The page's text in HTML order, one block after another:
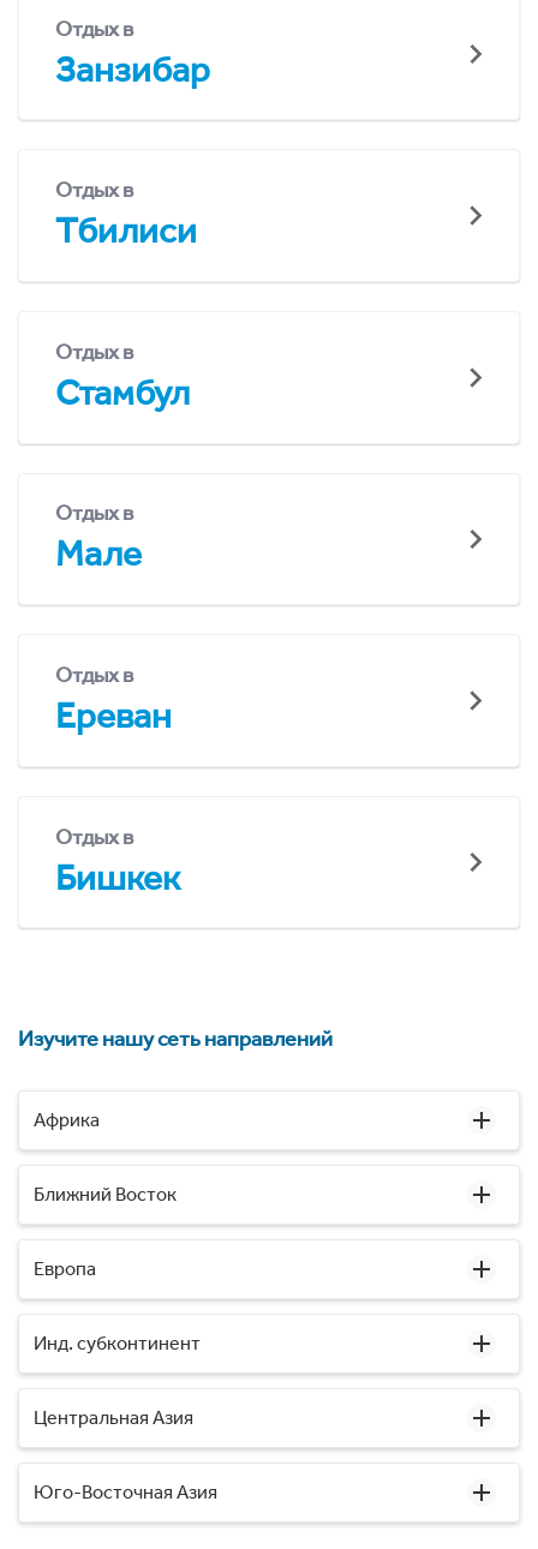
Отдых в
Занзибар
Отдых в
Тбилиси
Отдых в
Стамбул
Отдых в
Мале
Отдых в
Ереван
Отдых в
Бишкек
Изучите нашу сеть направлений
Африка
Ближний Восток
Европа
Инд. субконтинент
Центральная Азия
Юго-Восточная Азия